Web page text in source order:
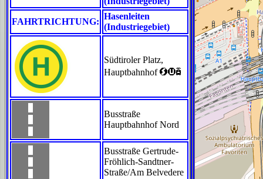
FAHRTRICHTUNG:
Hasenleiten
(Industriegebiet)
Südtiroler Platz,
Hauptbahnhof<>`
Busstraße
Hauptbahnhof Nord
Busstraße Gertrude-
Fröhlich-Sandtner-
Straße/Am Belvedere